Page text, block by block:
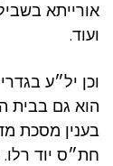
אורייתא
ועוד.
וכן יל״ע
הוא גם בבית
בענין מסכת
חת״ס יוד